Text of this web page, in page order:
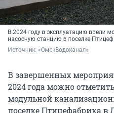
В 2024 году в эксплуатацию ввели
насосную станцию в поселке
Источник: «ОмскВодоканал»
В завершенных
2024 года можно
модульной
поселке Птицефабрика в